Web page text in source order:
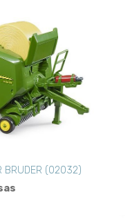
BRUDER (02032)